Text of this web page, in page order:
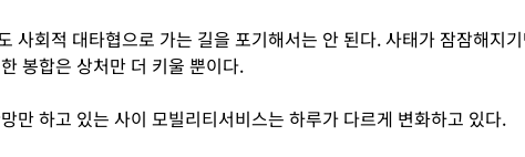
사회적 대타협으로 가는 길을 포기해서는 안 된다. 사태가 잠잠해지
봉합은 상처만 더 키울 뿐이다.
만 하고 있는 사이 모빌리티서비스는 하루가 다르게 변화하고 있다.